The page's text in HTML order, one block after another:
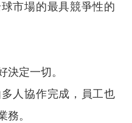
市場的最具競爭性的
決定一切。
人協作完成，員工也
務。